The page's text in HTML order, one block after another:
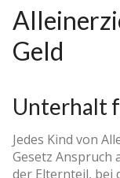
Geld
Unterhalt
Jedes Kind von
Gesetz
der Elternteil, bei